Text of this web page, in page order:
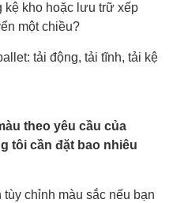
kệ kho hoặc lưu trữ xếp
một chiều?
tải động, tải tĩnh, tải kệ
theo yêu cầu của
tôi cần đặt bao nhiêu
chỉnh màu sắc nếu bạn